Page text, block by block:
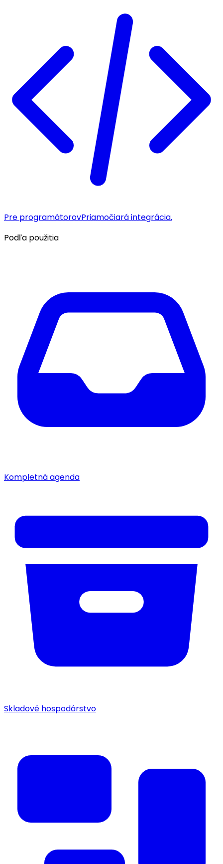
Pre programátorovPriamočiará integrácia.
Podľa použitia
Kompletná agenda
Skladové hospodárstvo